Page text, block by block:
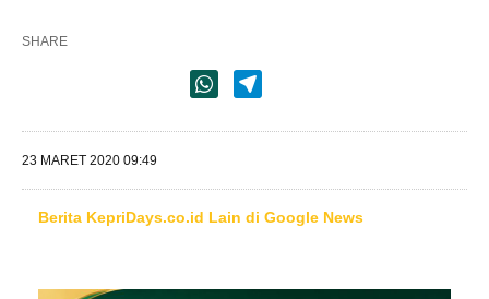
SHARE
23 MARET 2020 09:49
Berita KepriDays.co.id Lain di Google News